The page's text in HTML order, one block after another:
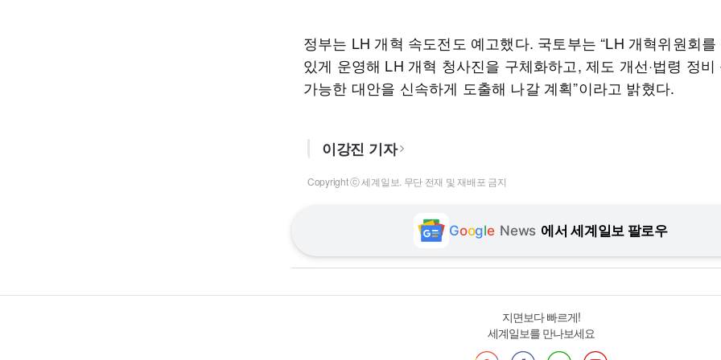
정부는 LH 개혁 속도전도 예고했다. 국토부는 “LH 개혁위원회
있게 운영해 LH 개혁 청사진을 구체화하고, 제도 개선·법령 정비
가능한 대안을 신속하게 도출해 나갈 계획”이라고 밝혔다.
이강진 기자
Copyright ⓒ 세계일보. 무단 전재 및 재배포 금지
Google News 에서 세계일보 팔로우
지면보다 빠르게!
세계일보를 만나보세요